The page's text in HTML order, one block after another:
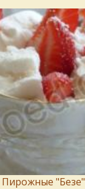
Пирожныe "Бeзe"